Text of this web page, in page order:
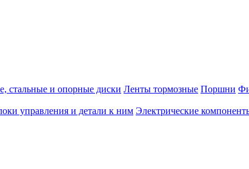
стальные и опорные диски Ленты тормозные Поршни
управления и детали к ним Электрические